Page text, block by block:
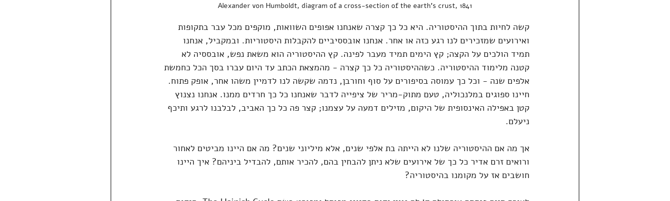
Alexander von Humboldt, diagram of a cross-section of the earth's crust, 1841
קשה לחיות בתוך ההיסטוריה. היא כל כך קצרה שאנחנו אפופים השוואות, מוקפים מכל עבר בתקופות
ואירועים שמזכירים לנו רגע כזה או אחר. אנחנו אובססיביים להקבלות היסטוריות. ובמקביל, אנחנו
תמיד הולכים על הקצה; קץ הימים תמיד מעבר לפינה. קץ ההיסטוריה הוא משאת נפש, אובססיה לא
קטנה מלימוד ההיסטוריה. כשההיסטוריה כל כך קצרה - מהמצאת הכתב עד היום עברו בסך הכל כחמשת
אלפים שנה - וכל כך עמוסה בסיפורים על סוף וחורבן, נדמה שקשה לנו לדמיין משהו אחר, אופק פתוח.
חיינו ספוגים במלנכוליה, טעם מתוק-מריר של ציפייה לדבר שאנחנו כל כך חרדים ממנו. אנחנו נצנוץ
קטן באפילה האינסופית של היקום, מזילים דמעה על עצמנו; קצר פה כל כך האביב, לבלבנו לרגע ותיכף
ניעלם.
אך מה אם ההיסטוריה שלנו לא הייתה בת אלפי שנים, אלא מיליוני שנים? מה אם היינו מביטים לאחור
ורואים זרם אדיר כל כך של אירועים שלא ניתן להבחין בהם, להכיר אותם, להבדיל ביניהם? איך היינו
חושבים אז על מקומנו בהיסטוריה?